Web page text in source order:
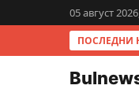
05 август
ПОСЛЕДНИ